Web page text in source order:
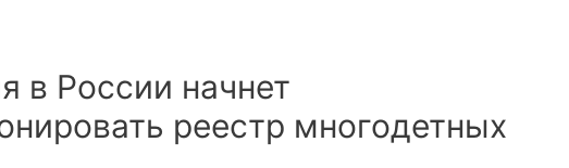
в России начнет
реестр многодетных